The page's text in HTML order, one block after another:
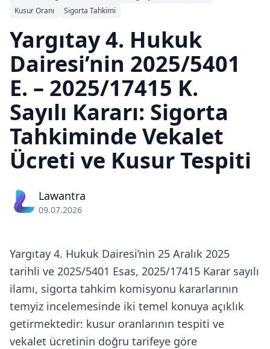
Kusur Oranı
Sigorta Tahkimi
Yargıtay 4. Hukuk
Dairesi’nin 2025/5401
E. – 2025/17415 K.
Sayılı Kararı: Sigorta
Tahkiminde Vekalet
Ücreti ve Kusur Tespiti
Lawantra
09.07.2026
Yargıtay 4. Hukuk Dairesi’nin 25 Aralık 2025
tarihli ve 2025/5401 Esas, 2025/17415 Karar sayılı
ilamı, sigorta tahkim komisyonu kararlarının
temyiz incelemesinde iki temel konuya açıklık
getirmektedir: kusur oranlarının tespiti ve
vekalet ücretinin doğru tarifeye göre